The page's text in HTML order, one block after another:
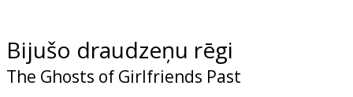
B2B
Bijušo draudzeņu rēgi
The Ghosts of Girlfriends Past